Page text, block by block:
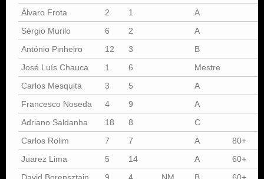
Álvaro Frota 2 1
A
Sérgio Murilo
6 2
A
António Pinheiro
12 3
B
José Luís Chauca
1 6
Mestre
Carlos Mesquita
3 5
A
Francesco Noseda
4 9
A
Adriano Saldanha
18 8
C
Carlos Rolim
7 7 A
80+
Juarez Lima
5 14 A
60+